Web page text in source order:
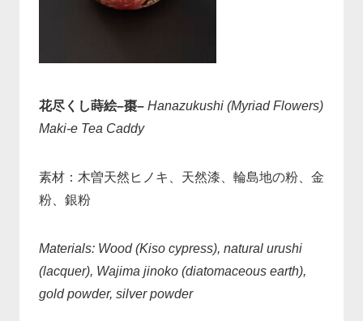
花尽くし蒔絵–棗– Hanazukushi (Myriad Flowers)
Maki-e Tea Caddy
素材：木曽天然ヒノキ、天然漆、輪島地の粉、金
粉、銀粉
Materials: Wood (Kiso cypress), natural urushi
(lacquer), Wajima jinoko (diatomaceous earth),
gold powder, silver powder